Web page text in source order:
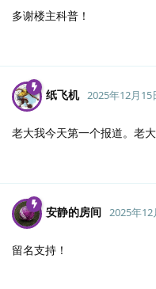
多谢楼主科普！
纸飞机 2025年12月15
老大我今天第一个报道。老
安静的房间 2025年12
留名支持！